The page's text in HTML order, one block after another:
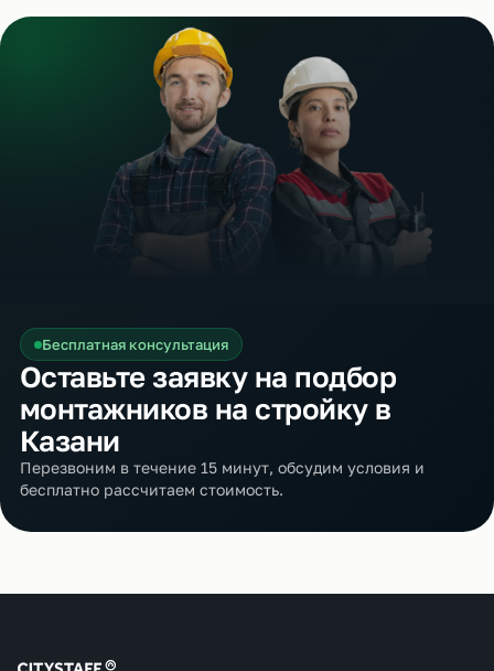
Бесплатная консультация
Оставьте заявку на подбор
монтажников на стройку в
Казани
Перезвоним в течение 15 минут, обсудим условия и
бесплатно рассчитаем стоимость.